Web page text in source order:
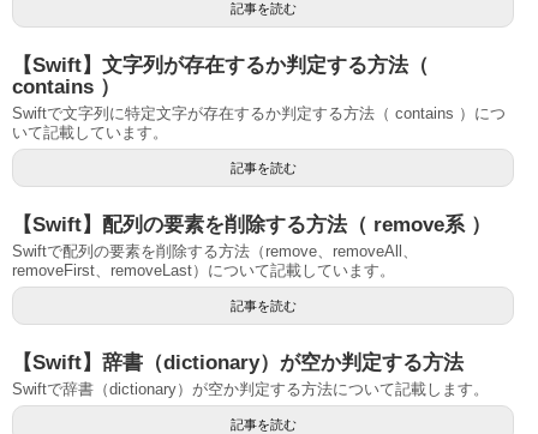
記事を読む
【Swift】文字列が存在するか判定する方法（
contains ）
Swiftで文字列に特定文字が存在するか判定する方法（ contains ）につ
いて記載しています。
記事を読む
【Swift】配列の要素を削除する方法（ remove系 ）
Swiftで配列の要素を削除する方法（remove、removeAll、
removeFirst、removeLast）について記載しています。
記事を読む
【Swift】辞書（dictionary）が空か判定する方法
Swiftで辞書（dictionary）が空か判定する方法について記載します。
記事を読む